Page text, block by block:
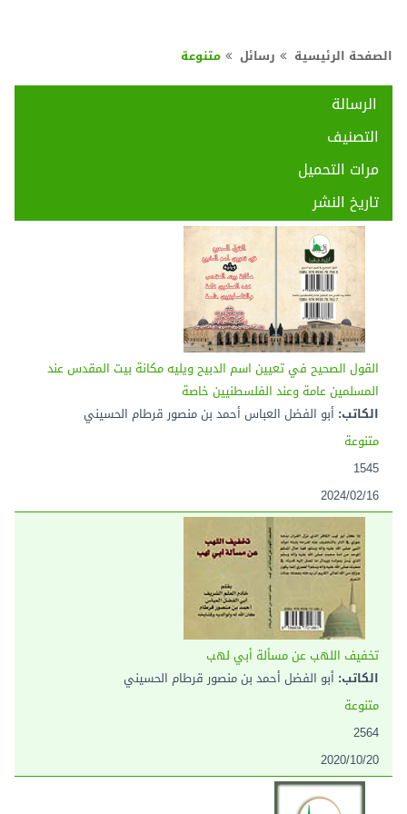
الصفحة الرئيسية رسائل متنوعة
الرسالة
التصنيف
مرات التحميل
تاريخ النشر
القول الصحيح في تعيين اسم الدبيح ويليه مكانة بيت المقدس عند
المسلمين عامة وعند الفلسطنيين خاصة
الكاتب: أبو الفضل العباس أحمد بن منصور قرطام الحسيني
متنوعة
1545
2024/02/16
تخفيف اللهب عن مسألة أبي لهب
الكاتب: أبو الفضل أحمد بن منصور قرطام الحسيني
متنوعة
2564
2020/10/20